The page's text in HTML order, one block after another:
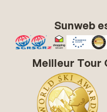
Sunweb
Meilleur Tour